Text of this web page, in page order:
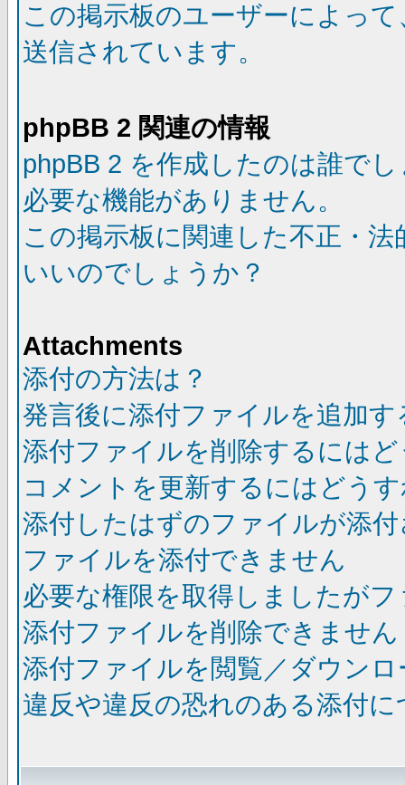
この掲示板のユーザーによっ
送信されています。
phpBB 2 関連の情報
phpBB 2 を作成したのは誰で
必要な機能がありません。
この掲示板に関連した不正・
いいのでしょうか？
Attachments
添付の方法は？
発言後に添付ファイルを追加
添付ファイルを削除するには
コメントを更新するにはどう
添付したはずのファイルが添
ファイルを添付できません
必要な権限を取得しましたが
添付ファイルを削除できません
添付ファイルを閲覧／ダウン
違反や違反の恐れのある添付